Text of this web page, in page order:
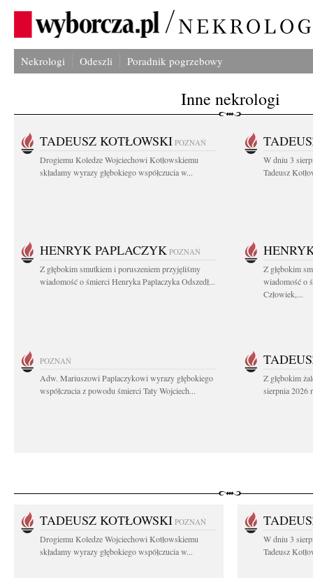
Nekrologi Odeszli Poradnik pogrzebowy
Inne nekrologi
TADEUSZ KOTŁOWSKI POZNAŃ
Drogiemu Koledze Wojciechowi Kotłowskiemu
składamy wyrazy głębokiego współczucia w...
W dniu 3
Tadeusz
HENRYK PAPLACZYK POZNAŃ
Z głębokim smutkiem i poruszeniem przyjęliśmy
wiadomość o śmierci Henryka Paplaczyka Odszedł...
Z głębokim
wiadomość o
Człowiek,...
POZNAŃ
Adw. Mariuszowi Paplaczykowi wyrazy głębokiego
współczucia z powodu śmierci Taty Wojciech...
Z głębokim
sierpnia 2026
TADEUSZ KOTŁOWSKI POZNAŃ
Drogiemu Koledze Wojciechowi Kotłowskiemu
składamy wyrazy głębokiego współczucia w...
W dniu 3
Tadeusz